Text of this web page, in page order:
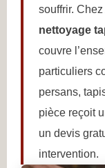
souffrir.
nettoyage
couvre
particuliers
persans,
pièce reçoit
un devis
intervention.